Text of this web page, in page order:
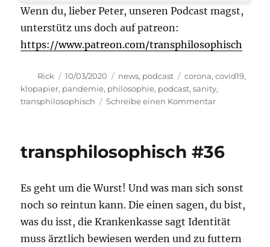
Wenn du, lieber Peter, unseren Podcast magst,
unterstütz uns doch auf patreon:
https://www.patreon.com/transphilosophisch
Autor
Rick
Veröffentlicht
am
10/03/2020 Kategorien
news, podcast Schlagwörter
corona,covid19,
klopapier, pandemie, philosophie, podcast,sanity,
transphilosophisch
Schreibe einen Kommentarzu
transphilosophisch #36
Es geht um die Wurst! Und was man sich sonst
noch so reintun kann. Die einen sagen, du bist,
was du isst, die Krankenkasse sagt Identität
muss ärztlich bewiesen werden und zu futtern